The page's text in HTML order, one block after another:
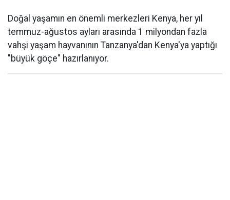
Doğal yaşamın en önemli merkezleri Kenya, her yıl
temmuz-ağustos ayları arasında 1 milyondan fazla
vahşi yaşam hayvanının Tanzanya'dan Kenya'ya yaptığı
"büyük göçe" hazırlanıyor.